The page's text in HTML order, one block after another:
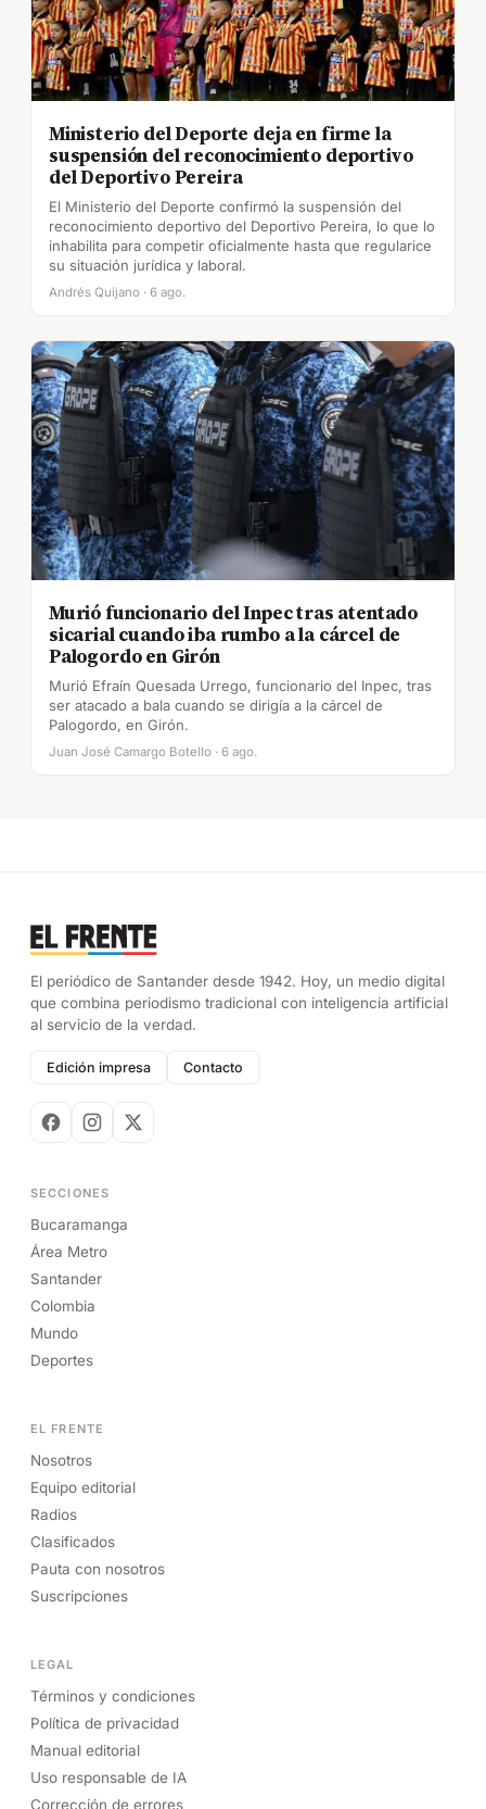
Ministerio del Deporte deja en firme la
suspensión del reconocimiento deportivo
del Deportivo Pereira
El Ministerio del Deporte confirmó la suspensión del
reconocimiento deportivo del Deportivo Pereira, lo que lo
inhabilita para competir oficialmente hasta que regularice
su situación jurídica y laboral.
Andrés Quijano · 6 ago.
Murió funcionario del Inpec tras atentado
sicarial cuando iba rumbo a la cárcel de
Palogordo en Girón
Murió Efraín Quesada Urrego, funcionario del Inpec, tras
ser atacado a bala cuando se dirigía a la cárcel de
Palogordo, en Girón.
Juan José Camargo Botello · 6 ago.
El periódico de Santander desde 1942. Hoy, un medio digital
que combina periodismo tradicional con inteligencia artificial
al servicio de la verdad.
Edición impresa Contacto
SECCIONES
Bucaramanga
Área Metro
Santander
Colombia
Mundo
Deportes
EL FRENTE
Nosotros
Equipo editorial
Radios
Clasificados
Pauta con nosotros
Suscripciones
LEGAL
Términos y condiciones
Política de privacidad
Manual editorial
Uso responsable de IA
Corrección de errores